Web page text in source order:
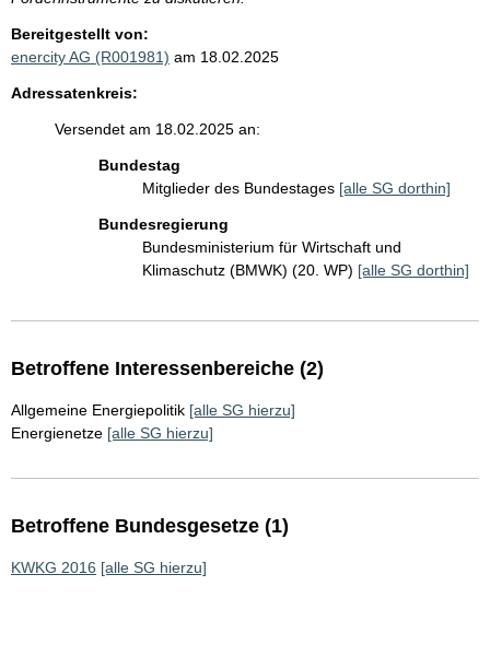
Bereitgestellt von:
enercity AG (R001981) am 18.02.2025
Adressatenkreis:
Versendet am 18.02.2025 an:
Bundestag
Mitglieder des Bundestages [alle SG dorthin]
Bundesregierung
Bundesministerium für Wirtschaft und
Klimaschutz (BMWK) (20. WP) [alle SG dorthin]
Betroffene Interessenbereiche (2)
Allgemeine Energiepolitik [alle SG hierzu]
Energienetze [alle SG hierzu]
Betroffene Bundesgesetze (1)
KWKG 2016 [alle SG hierzu]